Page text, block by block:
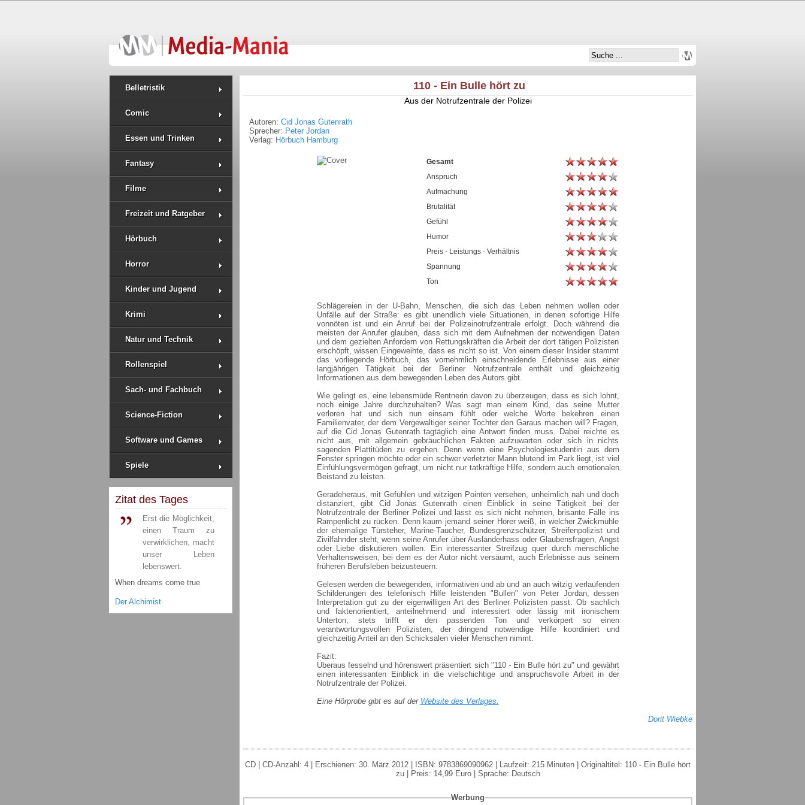
Belletristik
Comic
Essen und Trinken
Fantasy
Filme
Freizeit und Ratgeber
Hörbuch
Horror
Kinder und Jugend
Krimi
Natur und Technik
Rollenspiel
Sach- und Fachbuch
Science-Fiction
Software und Games
Spiele
Zitat des Tages
Erst die Möglichkeit,
einen Traum zu
verwirklichen, macht
unser Leben
lebenswert.
When dreams come true
Der Alchimist
110 - Ein Bulle hört zu
Aus der Notrufzentrale der Polizei
Autoren: Cid Jonas Gutenrath
Sprecher: Peter Jordan
Verlag: Hörbuch Hamburg
Gesamt
Anspruch
Aufmachung
Brutalität
Gefühl
Humor
Preis - Leistungs - Verhältnis
Spannung
Ton
Schlägereien in der U-Bahn, Menschen, die sich das Leben nehmen wollen oder
Unfälle auf der Straße: es gibt unendlich viele Situationen, in denen sofortige Hilfe
vonnöten ist und ein Anruf bei der Polizeinotrufzentrale erfolgt. Doch während die
meisten der Anrufer glauben, dass sich mit dem Aufnehmen der notwendigen Daten
und dem gezielten Anfordern von Rettungskräften die Arbeit der dort tätigen Polizisten
erschöpft, wissen Eingeweihte, dass es nicht so ist. Von einem dieser Insider stammt
das vorliegende Hörbuch, das vornehmlich einschneidende Erlebnisse aus einer
langjährigen Tätigkeit bei der Berliner Notrufzentrale enthält und gleichzeitig
Informationen aus dem bewegenden Leben des Autors gibt.
Wie gelingt es, eine lebensmüde Rentnerin davon zu überzeugen, dass es sich lohnt,
noch einige Jahre durchzuhalten? Was sagt man einem Kind, das seine Mutter
verloren hat und sich nun einsam fühlt oder welche Worte bekehren einen
Familienvater, der dem Vergewaltiger seiner Tochter den Garaus machen will? Fragen,
auf die Cid Jonas Gutenrath tagtäglich eine Antwort finden muss. Dabei reichte es
nicht aus, mit allgemein gebräuchlichen Fakten aufzuwarten oder sich in nichts
sagenden Plattitüden zu ergehen. Denn wenn eine Psychologiestudentin aus dem
Fenster springen möchte oder ein schwer verletzter Mann blutend im Park liegt, ist viel
Einfühlungsvermögen gefragt, um nicht nur tatkräftige Hilfe, sondern auch emotionalen
Beistand zu leisten.
Geradeheraus, mit Gefühlen und witzigen Pointen versehen, unheimlich nah und doch
distanziert, gibt Cid Jonas Gutenrath einen Einblick in seine Tätigkeit bei der
Notrufzentrale der Berliner Polizei und lässt es sich nicht nehmen, brisante Fälle ins
Rampenlicht zu rücken. Denn kaum jemand seiner Hörer weiß, in welcher Zwickmühle
der ehemalige Türsteher, Marine-Taucher, Bundesgrenzschützer, Streifenpolizist und
Zivilfahnder steht, wenn seine Anrufer über Ausländerhass oder Glaubensfragen, Angst
oder Liebe diskutieren wollen. Ein interessanter Streifzug quer durch menschliche
Verhaltensweisen, bei dem es der Autor nicht versäumt, auch Erlebnisse aus seinem
früheren Berufsleben beizusteuern.
Gelesen werden die bewegenden, informativen und ab und an auch witzig verlaufenden
Schilderungen des telefonisch Hilfe leistenden "Bullen" von Peter Jordan, dessen
Interpretation gut zu der eigenwilligen Art des Berliner Polizisten passt. Ob sachlich
und faktenorientiert, anteilnehmend und interessiert oder lässig mit ironischem
Unterton, stets trifft er den passenden Ton und verkörpert so einen
verantwortungsvollen Polizisten, der dringend notwendige Hilfe koordiniert und
gleichzeitig Anteil an den Schicksalen vieler Menschen nimmt.
Fazit:
Überaus fesselnd und hörenswert präsentiert sich "110 - Ein Bulle hört zu" und gewährt
einen interessanten Einblick in die vielschichtige und anspruchsvolle Arbeit in der
Notrufzentrale der Polizei.
Eine Hörprobe gibt es auf der Website des Verlages.
Dorit Wiebke
CD | CD-Anzahl: 4 | Erschienen: 30. März 2012 | ISBN: 9783869090962 | Laufzeit: 215 Minuten | Originaltitel: 110 - Ein Bulle hört
zu | Preis: 14,99 Euro | Sprache: Deutsch
Werbung